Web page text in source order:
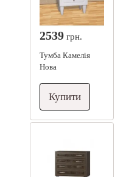
2539 грн.
Тумба Камелія
Нова
Купити